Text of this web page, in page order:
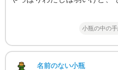
小瓶の中の
名前のない小瓶